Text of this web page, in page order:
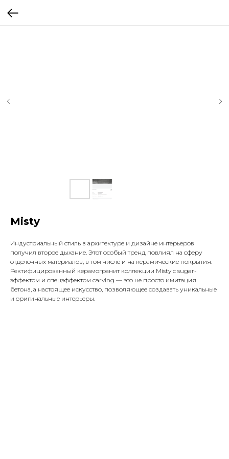
Misty
Индустриальный стиль в архитектуре и дизайне интерьеров
получил второе дыхание. Этот особый тренд повлиял на сферу
отделочных материалов, в том числе и на керамические покрытия.
Ректифицированный керамогранит коллекции Misty с sugar-
эффектом и спецэффектом carving — это не просто имитация
бетона, а настоящее искусство, позволяющее создавать уникальные
и оригинальные интерьеры.